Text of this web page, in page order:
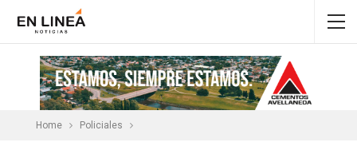
Home Policiales